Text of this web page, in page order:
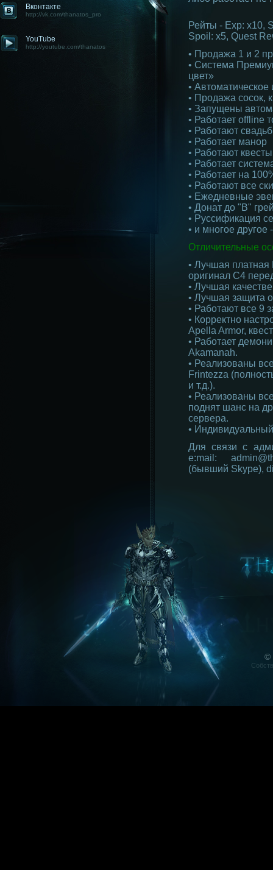
Вконтакте
http://vk.com/thanatos_pro
YouTube
http://youtube.com/thanatos
Рейты - Exp: x10,
Spoil: x5, Quest
• Продажа 1 и 2
• Система
цвет»
• Автоматическое
• Продажа сосок,
• Запущены
• Работает offline
• Работают
• Работает манор
• Работают
• Работает
• Работает на
• Работают все
• Ежедневные
• Донат до "В"
• Руссификация
• и многое другое
Отличительные
• Лучшая платная
оригинал С4
• Лучшая
• Лучшая защита
• Работают все 9
• Корректно
Apella Armor,
• Работает
Akamanah.
• Реализованы
Frintezza
и т.д.).
• Реализованы
поднят шанс на
сервера.
•
Для связи с
e:mail:
(бывший Skype),
©